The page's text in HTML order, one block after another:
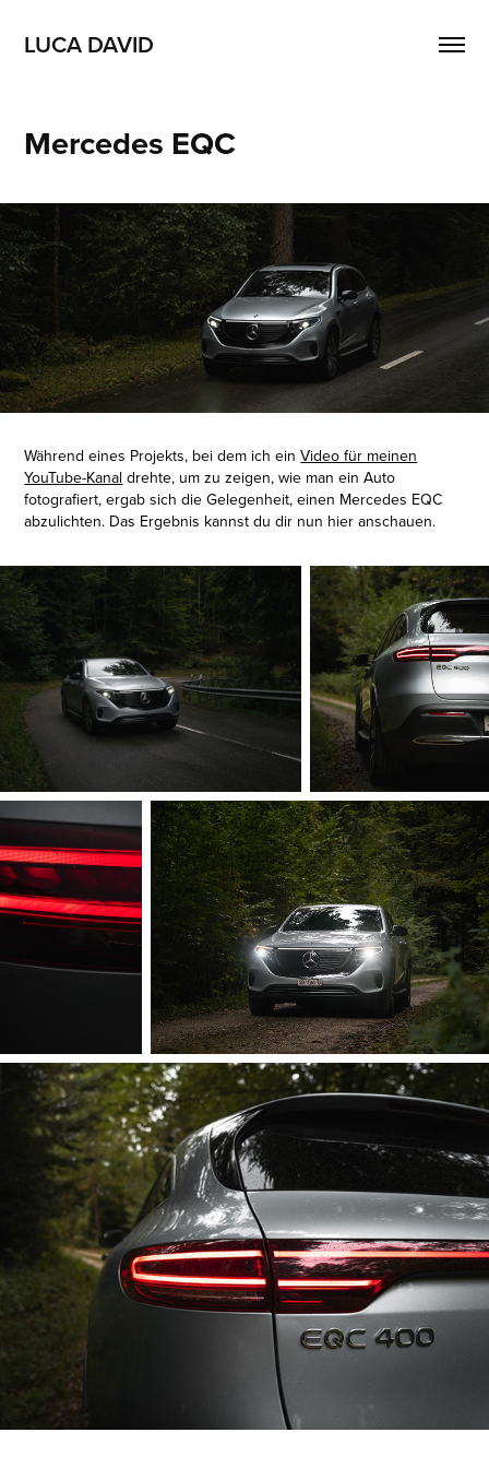
LUCA DAVID
Mercedes EQC
Während eines Projekts, bei dem ich einVideo für meinen
YouTube-Kanal drehte, um zu zeigen, wie man ein Auto
fotografiert, ergab sich die Gelegenheit, einen Mercedes EQC
abzulichten. Das Ergebnis kannst du dir nun hier anschauen.